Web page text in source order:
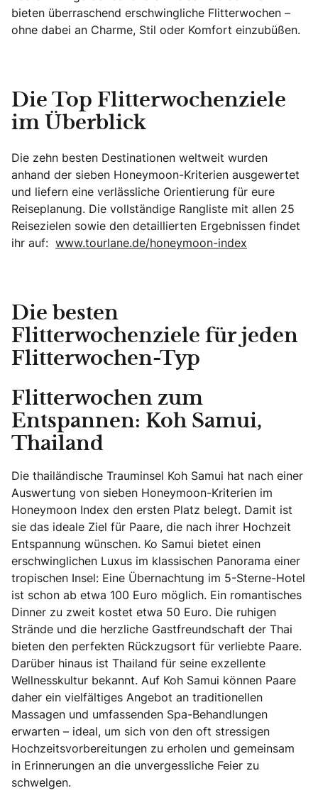
bieten überraschend erschwingliche Flitterwochen –
ohne dabei an Charme, Stil oder Komfort einzubüßen.
Die Top Flitterwochenziele
im Überblick
Die zehn besten Destinationen weltweit wurden
anhand der sieben Honeymoon-Kriterien ausgewertet
und liefern eine verlässliche Orientierung für eure
Reiseplanung. Die vollständige Rangliste mit allen 25
Reisezielen sowie den detaillierten Ergebnissen findet
ihr auf: www.tourlane.de/honeymoon-index
Die besten
Flitterwochenziele für jeden
Flitterwochen-Typ
Flitterwochen zum
Entspannen: Koh Samui,
Thailand
Die thailändische Trauminsel Koh Samui hat nach einer
Auswertung von sieben Honeymoon-Kriterien im
Honeymoon Index den ersten Platz belegt. Damit ist
sie das ideale Ziel für Paare, die nach ihrer Hochzeit
Entspannung wünschen. Ko Samui bietet einen
erschwinglichen Luxus im klassischen Panorama einer
tropischen Insel: Eine Übernachtung im 5-Sterne-Hotel
ist schon ab etwa 100 Euro möglich. Ein romantisches
Dinner zu zweit kostet etwa 50 Euro. Die ruhigen
Strände und die herzliche Gastfreundschaft der Thai
bieten den perfekten Rückzugsort für verliebte Paare.
Darüber hinaus ist Thailand für seine exzellente
Wellnesskultur bekannt. Auf Koh Samui können Paare
daher ein vielfältiges Angebot an traditionellen
Massagen und umfassenden Spa-Behandlungen
erwarten – ideal, um sich von den oft stressigen
Hochzeitsvorbereitungen zu erholen und gemeinsam
in Erinnerungen an die unvergessliche Feier zu
schwelgen.